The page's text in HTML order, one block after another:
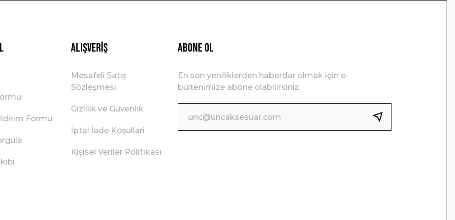
Formu
Alışveriş
Mesafeli Satış
Sözleşmesi
Gizlilik ve Güvenlik
İptal İade Koşullari
Kişisel Veriler Politikası
ABONE OL
En son yeniliklerden haberdar olmak için e-
bültenimize abone olabilirsiniz.